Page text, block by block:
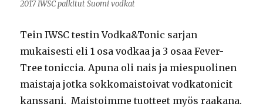
2017 IWSC palkitut Suomi vodkat
Tein IWSC testin Vodka&Tonic sarjan
mukaisesti eli 1 osa vodkaa ja 3 osaa Fever-
Tree toniccia. Apuna oli nais ja miespuolinen
maistaja jotka sokkomaistoivat vodkatonicit
kanssani. Maistoimme tuotteet myös raakana.